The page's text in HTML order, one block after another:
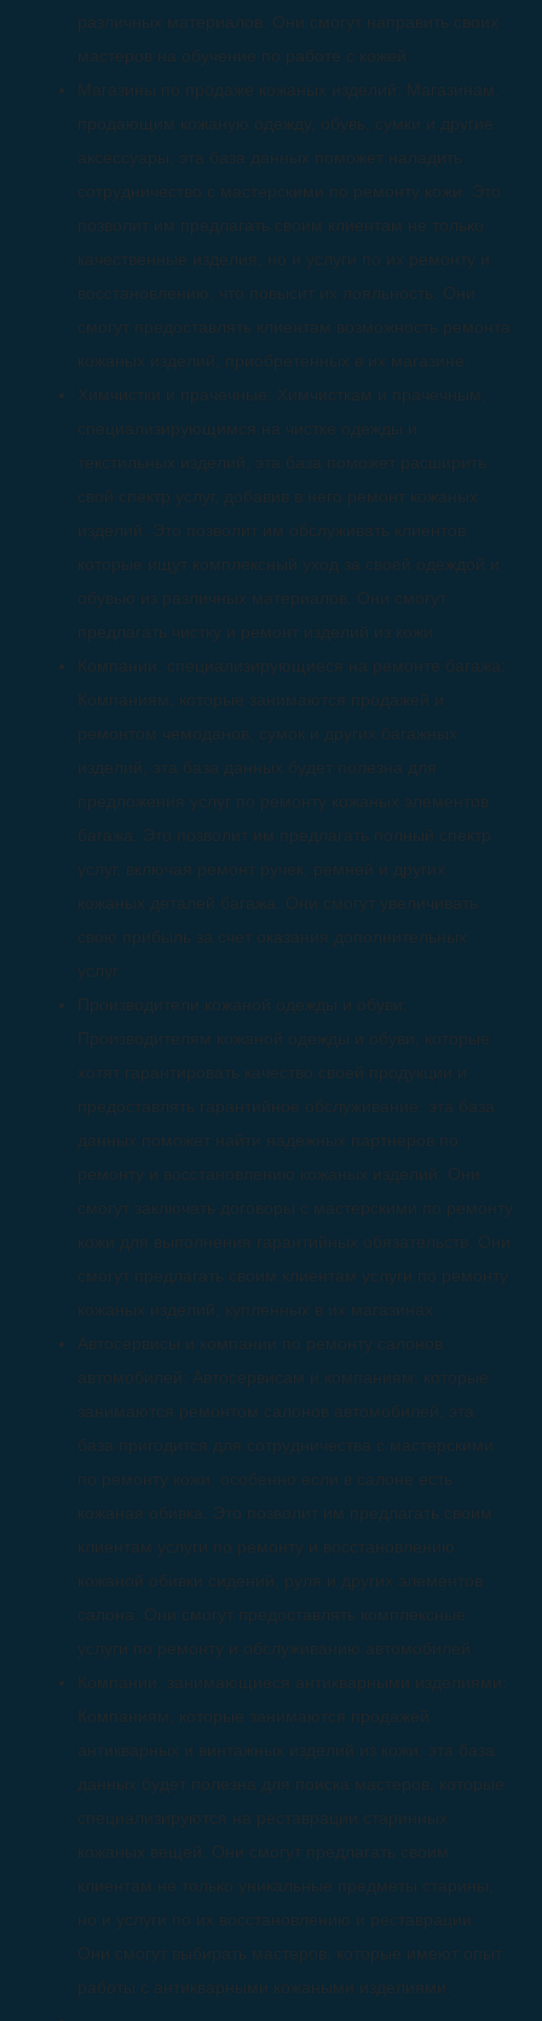
различных материалов. Они смогут направить своих
мастеров на обучение по работе с кожей.
Магазины по продаже кожаных изделий: Магазинам,
продающим кожаную одежду, обувь, сумки и другие
аксессуары, эта база данных поможет наладить
сотрудничество с мастерскими по ремонту кожи. Это
позволит им предлагать своим клиентам не только
качественные изделия, но и услуги по их ремонту и
восстановлению, что повысит их лояльность. Они
смогут предоставлять клиентам возможность ремонта
кожаных изделий, приобретенных в их магазине.
Химчистки и прачечные: Химчисткам и прачечным,
специализирующимся на чистке одежды и
текстильных изделий, эта база поможет расширить
свой спектр услуг, добавив в него ремонт кожаных
изделий. Это позволит им обслуживать клиентов,
которые ищут комплексный уход за своей одеждой и
обувью из различных материалов. Они смогут
предлагать чистку и ремонт изделий из кожи.
Компании, специализирующиеся на ремонте багажа:
Компаниям, которые занимаются продажей и
ремонтом чемоданов, сумок и других багажных
изделий, эта база данных будет полезна для
предложения услуг по ремонту кожаных элементов
багажа. Это позволит им предлагать полный спектр
услуг, включая ремонт ручек, ремней и других
кожаных деталей багажа. Они смогут увеличивать
свою прибыль за счет оказания дополнительных
услуг.
Производители кожаной одежды и обуви:
Производителям кожаной одежды и обуви, которые
хотят гарантировать качество своей продукции и
предоставлять гарантийное обслуживание, эта база
данных поможет найти надежных партнеров по
ремонту и восстановлению кожаных изделий. Они
смогут заключать договоры с мастерскими по ремонту
кожи для выполнения гарантийных обязательств. Они
смогут предлагать своим клиентам услуги по ремонту
кожаных изделий, купленных в их магазинах.
Автосервисы и компании по ремонту салонов
автомобилей: Автосервисам и компаниям, которые
занимаются ремонтом салонов автомобилей, эта
база пригодится для сотрудничества с мастерскими
по ремонту кожи, особенно если в салоне есть
кожаная обивка. Это позволит им предлагать своим
клиентам услуги по ремонту и восстановлению
кожаной обивки сидений, руля и других элементов
салона. Они смогут предоставлять комплексные
услуги по ремонту и обслуживанию автомобилей.
Компании, занимающиеся антикварными изделиями:
Компаниям, которые занимаются продажей
антикварных и винтажных изделий из кожи, эта база
данных будет полезна для поиска мастеров, которые
специализируются на реставрации старинных
кожаных вещей. Они смогут предлагать своим
клиентам не только уникальные предметы старины,
но и услуги по их восстановлению и реставрации.
Они смогут выбирать мастеров, которые имеют опыт
работы с антикварными кожаными изделиями.